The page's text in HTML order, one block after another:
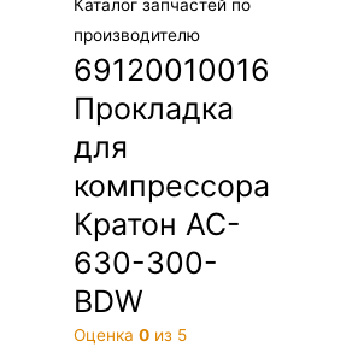
Каталог запчастей по
производителю
69120010016
Прокладка
для
компрессора
Кратон AC-
630-300-
BDW
Оценка0 из 5